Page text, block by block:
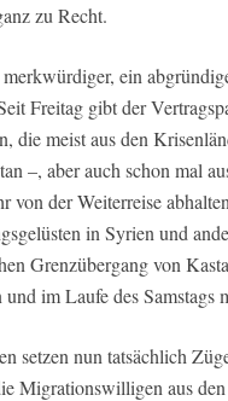
zu Recht.
ein
Freitag gibt der
die meist aus den
–, aber auch schon mal
von der Weiterreise
in Syrien und
Grenzübergang von
und im Laufe des Samstags
setzen nun tatsächlich
Migrationswilligen aus